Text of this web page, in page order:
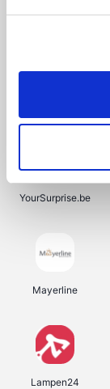
Shein
YourSurprise.be
Mayerline
Lampen24